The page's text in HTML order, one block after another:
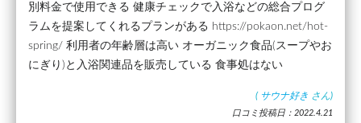
別料金で使用できる 健康チェックで入浴などの総合プログ
ラムを提案してくれるプランがある https://pokaon.net/hot-
spring/ 利用者の年齢層は高い オーガニック食品(スープやお
にぎり)と入浴関連品を販売している 食事処はない
( サウナ好き さん)
口コミ投稿日：2022.4.21